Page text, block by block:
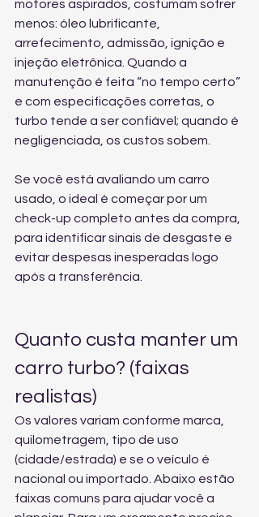
motores aspirados, costumam sofrer
menos: óleo lubrificante,
arrefecimento, admissão, ignição e
injeção eletrônica. Quando a
manutenção é feita “no tempo certo”
e com especificações corretas, o
turbo tende a ser confiável; quando é
negligenciada, os custos sobem.
Se você está avaliando um carro
usado, o ideal é começar por um
check-up completo antes da compra
para identificar sinais de desgaste e
evitar despesas inesperadas logo
após a transferência.
Quanto custa manter um
carro turbo? (faixas
realistas)
Os valores variam conforme marca,
quilometragem, tipo de uso
(cidade/estrada) e se o veículo é
nacional ou importado. Abaixo estão
faixas comuns para ajudar você a